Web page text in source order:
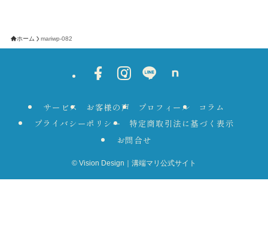
ホーム mariwp-082
サービス お客様の声 プロフィール
コラム
プライバシーポリシー
特定商取引法に基づく表示
お問合せ
© Vision Design｜溝端マリ公式サイト